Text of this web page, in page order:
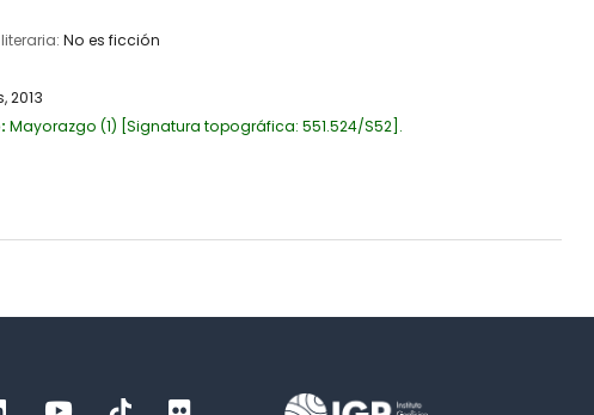
No es ficción
2013
Mayorazgo (1) Signatura topográfica: 551.524/S52 .